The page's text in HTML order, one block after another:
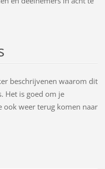
beschrijvenen waarom dit
Het is goed om je
ook weer terug komen naar